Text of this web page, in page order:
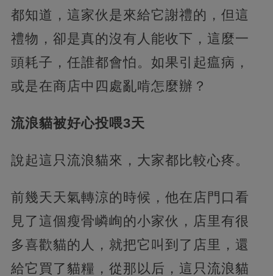
都知道，這家伙是來給它謝禮的，但這
禮物，卻是真的沒有人能收下，這麼一
頭耗子，任誰都會怕。如果引起瘟病，
或是在商店中四處亂啃怎麼辦？
流浪貓被好心投喂3天
說起這只流浪貓來，大家都比較心疼。
前幾天天氣轉涼的時候，他在店門口看
見了這個瘦骨嶙峋的小家伙，店里有很
多喜歡貓的人，就把它叫到了店里，還
給它買了貓糧，從那以后，這只流浪貓